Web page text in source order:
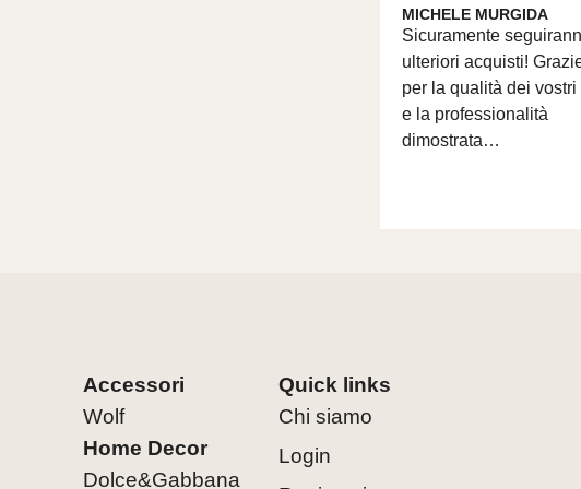
MICHELE MURGIDA
Sicuramente
ulteriori acquisti!
per la qualità dei vostri
e la professionalità
dimostrata…
Accessori
Wolf
Home Decor
Dolce&Gabbana
Quick links
Chi siamo
Login